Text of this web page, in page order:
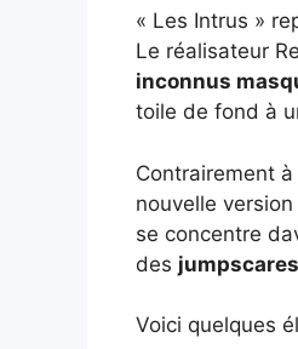
« Les Intrus »
Le réalisateur
inconnus
toile de fond à
Contrairement
nouvelle
se concentre
des jumpscares
Voici quelques